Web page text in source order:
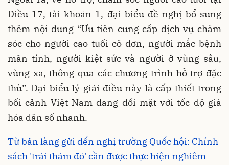
Điều 17, tài khoản 1, đại biểu đề nghị bổ sung
thêm nội dung “Ưu tiên cung cấp dịch vụ chăm
sóc cho người cao tuổi cô đơn, người mắc bệnh
mãn tính, người kiệt sức và người ở vùng sâu,
vùng xa, thông qua các chương trình hỗ trợ đặc
thù”. Đại biểu lý giải điều này là cấp thiết trong
bối cảnh Việt Nam đang đối mặt với tốc độ già
hóa dân số nhanh.
Từ bản làng gửi đến nghị trường Quốc hội: Chính
sách 'trải thảm đỏ' cần được thực hiện nghiêm